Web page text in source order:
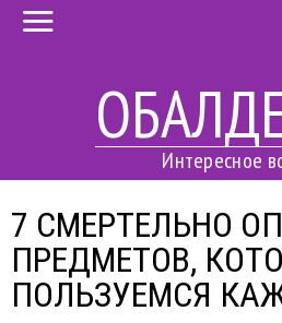
Интересное
7 СМЕРТЕЛЬНО
ПРЕДМЕТОВ,
ПОЛЬЗУЕМСЯ